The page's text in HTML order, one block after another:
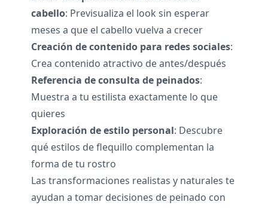
cabello: Previsualiza el look sin esperar
meses a que el cabello vuelva a crecer
Creación de contenido para redes sociales:
Crea contenido atractivo de antes/después
Referencia de consulta de peinados:
Muestra a tu estilista exactamente lo que
quieres
Exploración de estilo personal: Descubre
qué estilos de flequillo complementan la
forma de tu rostro
Las transformaciones realistas y naturales te
ayudan a tomar decisiones de peinado con